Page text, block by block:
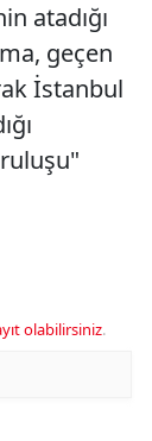
atadığı
geçen
İstanbul
olabilirsiniz.